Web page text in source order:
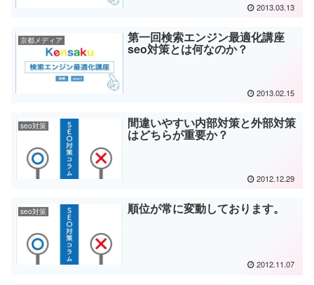
2013.03.13
京都メディア 第一回検索エンジン最適化講座
seo対策とは何なのか？
2013.02.15
seo対策 間違いやすい内部対策と外部対策
はどちらが重要か？
2012.12.29
seo対策 順位が常に変動しております。
2012.11.07